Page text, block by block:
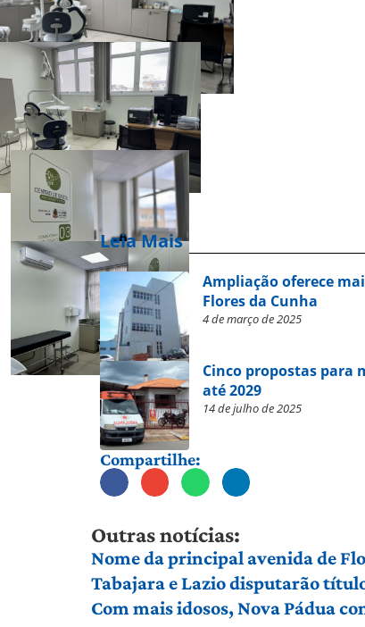
Leia Mais
Ampliação oferece
Flores da Cunha
4 de março de 2025
Cinco propostas para
até 2029
14 de julho de 2025
Compartilhe:
Outras notícias:
Nome da principal avenida de
Tabajara e Lazio disputarão
Com mais idosos, Nova Pádua